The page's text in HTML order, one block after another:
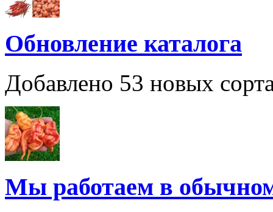
Обновление каталога
Добавлено 53 новых
Мы работаем в